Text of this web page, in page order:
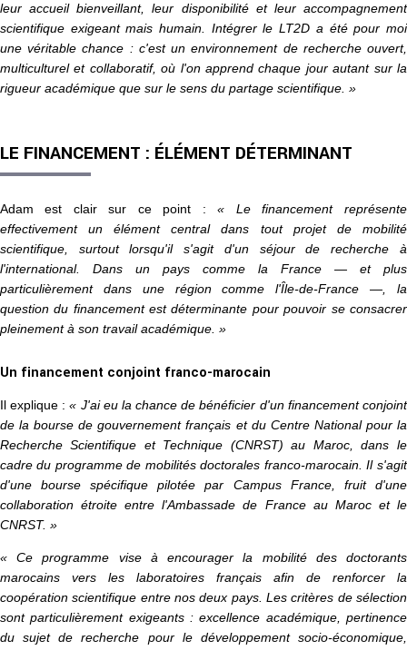
leur accueil bienveillant, leur disponibilité et leur accompagnement
scientifique exigeant mais humain. Intégrer le LT2D a été pour moi
une véritable chance : c'est un environnement de recherche ouvert,
multiculturel et collaboratif, où l'on apprend chaque jour autant sur la
rigueur académique que sur le sens du partage scientifique. »
LE FINANCEMENT : ÉLÉMENT DÉTERMINANT
Adam est clair sur ce point :« Le financement représente
effectivement un élément central dans tout projet de mobilité
scientifique, surtout lorsqu'il s'agit d'un séjour de recherche à
l'international. Dans un pays comme la France — et plus
particulièrement dans une région comme l'Île-de-France —, la
question du financement est déterminante pour pouvoir se consacrer
pleinement à son travail académique. »
Un financement conjoint franco-marocain
Il explique :« J'ai eu la chance de bénéficier d'un financement conjoint
de la bourse de gouvernement français et du Centre National pour la
Recherche Scientifique et Technique (CNRST) au Maroc, dans le
cadre du programme de mobilités doctorales franco-marocain. Il s'agit
d'une bourse spécifique pilotée par Campus France, fruit d'une
collaboration étroite entre l'Ambassade de France au Maroc et le
CNRST. »
« Ce programme vise à encourager la mobilité des doctorants
marocains vers les laboratoires français afin de renforcer la
coopération scientifique entre nos deux pays. Les critères de sélection
sont particulièrement exigeants : excellence académique, pertinence
du sujet de recherche pour le développement socio-économique,